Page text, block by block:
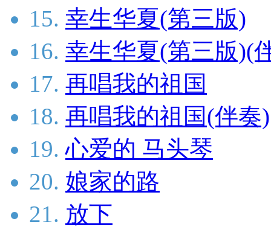
15. 幸生华夏(第三版)
16. 幸生华夏(第三版)(
17. 再唱我的祖国
18. 再唱我的祖国(伴奏)
19. 心爱的 马头琴
20. 娘家的路
21. 放下